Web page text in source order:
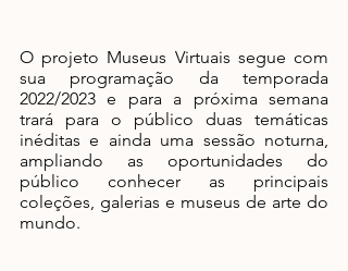
O projeto Museus Virtuais segue com
sua programação da temporada
2022/2023 e para a próxima semana
trará para o público duas temáticas
inéditas e ainda uma sessão noturna,
ampliando as oportunidades do
público conhecer as principais
coleções, galerias e museus de arte do
mundo.